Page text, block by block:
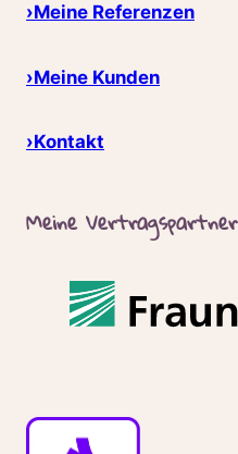
›Meine Referenzen
›Meine Kunden
›Kontakt
Meine Vertragspartner